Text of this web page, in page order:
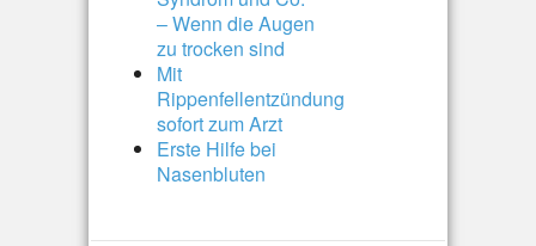
– Wenn die Augen
zu trocken sind
Mit
Rippenfellentzündung
sofort zum Arzt
Erste Hilfe bei
Nasenbluten